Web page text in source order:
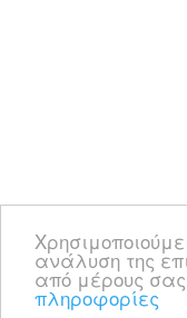
ανάλυση της
από μέρους
πληροφορίες